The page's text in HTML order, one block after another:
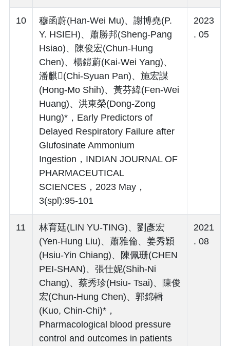
10
穆函蔚(Han-Wei Mu)、謝博堯(P.
Y. HSIEH)、蕭勝邦(Sheng-Pang
Hsiao)、陳俊宏(Chun-Hung
Chen)、楊鎧蔚(Kai-Wei Yang)、
潘麒(Chi-Syuan Pan)、施宏謀
(Hong-Mo Shih)、黃芬緯(Fen-Wei
Huang)、洪東榮(Dong-Zong
Hung)*，Early Predictors of
Delayed Respiratory Failure after
Glufosinate Ammonium
Ingestion，INDIAN JOURNAL OF
PHARMACEUTICAL
SCIENCES，2023 May，
3(spl):95-101
2023
. 05
11
林育廷(LIN YU-TING)、劉彥宏
(Yen-Hung Liu)、蕭雅倫、姜秀穎
(Hsiu-Yin Chiang)、陳佩珊(CHEN
PEI-SHAN)、張仕妮(Shih-Ni
Chang)、蔡秀珍(Hsiu- Tsai)、陳俊
宏(Chun-Hung Chen)、郭錦輯
(Kuo, Chin-Chi)*，
Pharmacological blood pressure
control and outcomes in patients
2021
. 08